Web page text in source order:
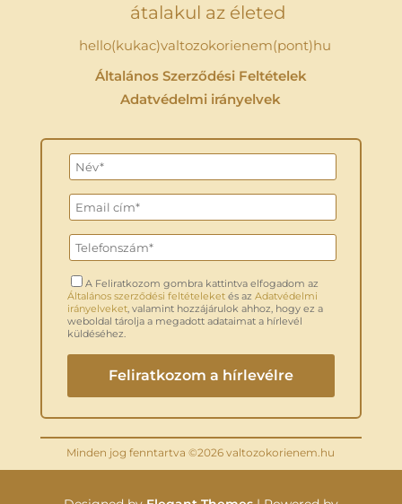
átalakul az életed
hello(kukac)valtozokorienem(pont)hu
Általános Szerződési Feltételek
Adatvédelmi irányelvek
A Feliratkozom gombra kattintva elfogadom az
Általános szerződési feltételeketés az Adatvédelmi
irányelveket, valamint hozzájárulok ahhoz, hogy ez a
weboldal tárolja a megadott adataimat a hírlevél
küldéséhez.
Minden jog fenntartva ©2026 valtozokorienem.hu